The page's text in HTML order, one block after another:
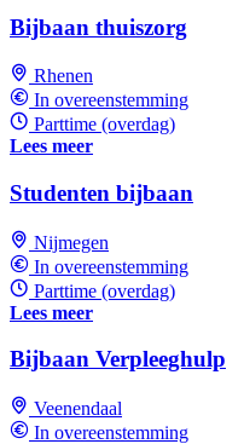
Bijbaan thuiszorg
Rhenen
In overeenstemming
Parttime (overdag)
Lees meer
Studenten bijbaan
Nijmegen
In overeenstemming
Parttime (overdag)
Lees meer
Bijbaan Verpleeghulp
Veenendaal
In overeenstemming